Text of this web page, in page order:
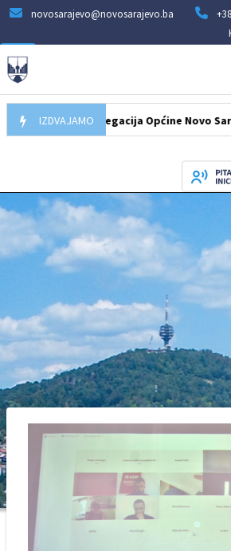
novosarajevo@novosarajevo.ba
IZDVAJAMO
Delegacija Općine Novo Sarajevo